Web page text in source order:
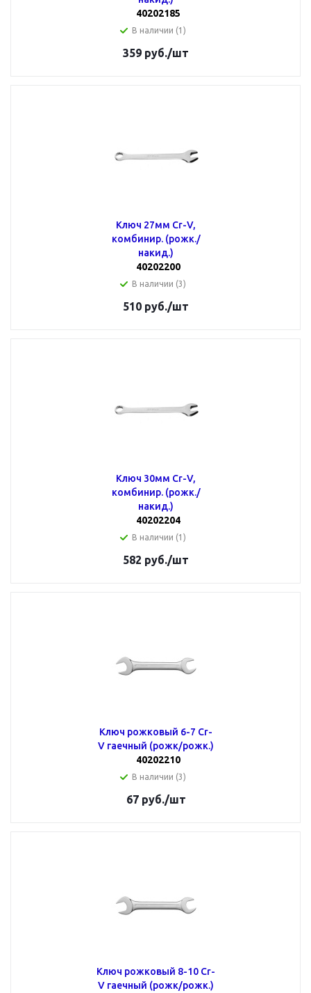
40202185
В наличии (1)
359 руб./шт
Ключ 27мм Cr-V,
комбинир. (рожк./
накид.)
40202200
В наличии (3)
510 руб./шт
Ключ 30мм Cr-V,
комбинир. (рожк./
накид.)
40202204
В наличии (1)
582 руб./шт
Ключ рожковый 6-7 Cr-
V гаечный (рожк/рожк.)
40202210
В наличии (3)
67руб./шт
Ключ рожковый 8-10 Cr-
V гаечный (рожк/рожк.)